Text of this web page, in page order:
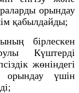
орындау
қабылдайды;
бiрлескен
Күштерді
жөнiндегi
орындау үшін